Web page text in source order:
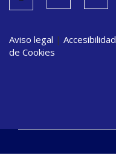
Aviso legal | Accesibilidad
de Cookies